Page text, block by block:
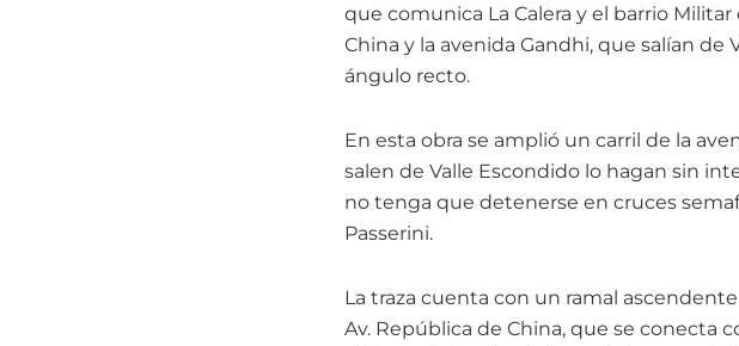
que comunica La Calera y el barrio
China y la avenida Gandhi, que salían
ángulo recto.
En esta obra se amplió un carril de la
salen de Valle Escondido lo hagan sin
no tenga que detenerse en cruces
Passerini.
La traza cuenta con un ramal
Av. República de China, que se conecta